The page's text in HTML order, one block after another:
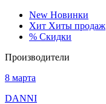
New Новинки
Хит Хиты продаж
% Скидки
Производители
8 марта
DANNI